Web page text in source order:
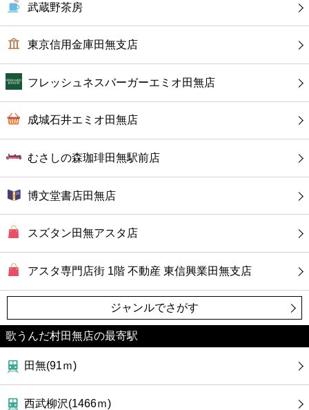
武蔵野茶房
東京信用金庫田無支店
フレッシュネスバーガーエミオ田無店
成城石井エミオ田無店
むさしの森珈琲田無駅前店
博文堂書店田無店
スズタン田無アスタ店
アスタ専門店街 1階 不動産 東信興業田無支店
ジャンルでさがす
歌うんだ村田無店の最寄駅
田無(91ｍ)
西武柳沢(1466ｍ)